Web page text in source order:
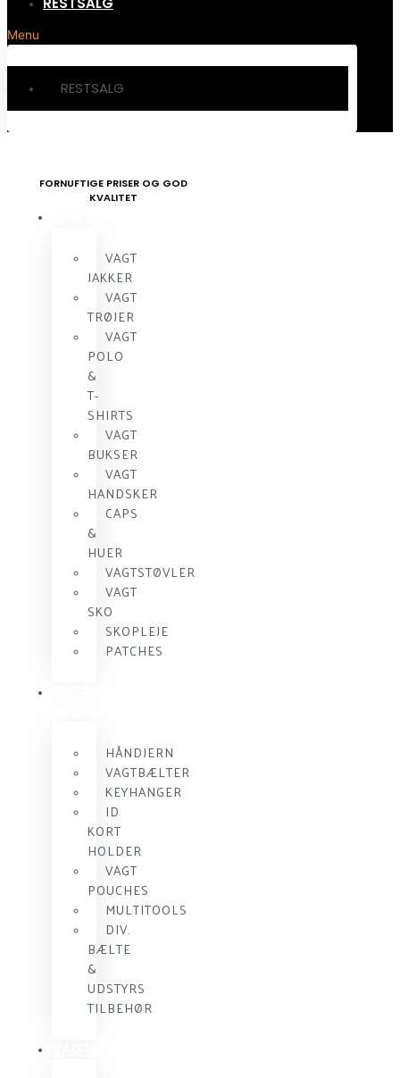
Menu
RESTSALG
FORNUFTIGE PRISER OG GOD
KVALITET
VAGT
JAKKER
VAGT
TRØJER
VAGT
POLO
&
T-
SHIRTS
VAGT
BUKSER
VAGT
HANDSKER
CAPS
&
HUER
VAGTSTØVLER
VAGT
SKO
SKOPLEJE
PATCHES
HÅNDJERN
VAGTBÆLTER
KEYHANGER
ID
KORT
HOLDER
VAGT
POUCHES
MULTITOOLS
DIV.
BÆLTE
&
UDSTYRS
TILBEHØR